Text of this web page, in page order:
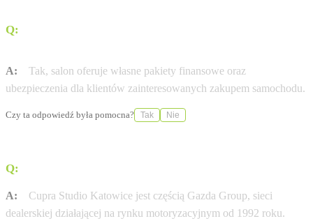
Q:
A:
Tak, salon oferuje własne pakiety finansowe oraz
ubezpieczenia dla klientów zainteresowanych zakupem samochodu.
Czy ta odpowiedź była pomocna? Tak Nie
Q:
A:
Cupra Studio Katowice jest częścią Gazda Group, sieci
dealerskiej działającej na rynku motoryzacyjnym od 1992 roku.